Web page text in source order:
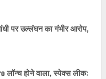
पर उल्लंघन का गंभीर आरोप,
लॉन्च होने वाला, स्पेक्स लीक: